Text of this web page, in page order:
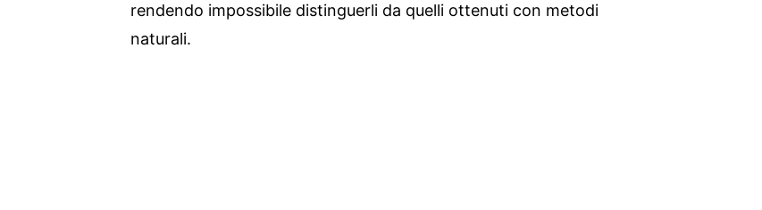
rendendo impossibile distinguerli da quelli ottenuti con metodi
naturali.